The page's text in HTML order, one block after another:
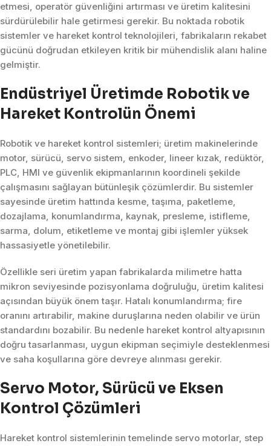
etmesi, operatör güvenliğini artırması ve üretim kalitesini
sürdürülebilir hale getirmesi gerekir. Bu noktada robotik
sistemler ve hareket kontrol teknolojileri, fabrikaların rekabet
gücünü doğrudan etkileyen kritik bir mühendislik alanı haline
gelmiştir.
Endüstriyel Üretimde Robotik ve
Hareket Kontrolün Önemi
Robotik ve hareket kontrol sistemleri; üretim makinelerinde
motor, sürücü, servo sistem, enkoder, lineer kızak, redüktör,
PLC, HMI ve güvenlik ekipmanlarının koordineli şekilde
çalışmasını sağlayan bütünleşik çözümlerdir. Bu sistemler
sayesinde üretim hattında kesme, taşıma, paketleme,
dozajlama, konumlandırma, kaynak, presleme, istifleme,
sarma, dolum, etiketleme ve montaj gibi işlemler yüksek
hassasiyetle yönetilebilir.
Özellikle seri üretim yapan fabrikalarda milimetre hatta
mikron seviyesinde pozisyonlama doğruluğu, üretim kalitesi
açısından büyük önem taşır. Hatalı konumlandırma; fire
oranını artırabilir, makine duruşlarına neden olabilir ve ürün
standardını bozabilir. Bu nedenle hareket kontrol altyapısının
doğru tasarlanması, uygun ekipman seçimiyle desteklenmesi
ve saha koşullarına göre devreye alınması gerekir.
Servo Motor, Sürücü ve Eksen
Kontrol Çözümleri
Hareket kontrol sistemlerinin temelinde servo motorlar, step